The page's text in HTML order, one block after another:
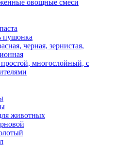
овощные смеси
пушонка
черная, зернистая,
многослойный, с
животных